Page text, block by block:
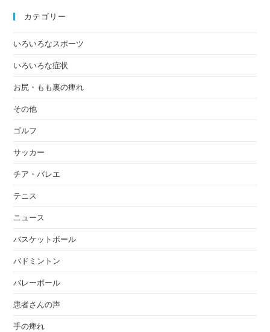
カテゴリー
いろいろなスポーツ
いろいろな症状
お尻・もも裏の痺れ
その他
ゴルフ
サッカー
チア・バレエ
テニス
ニュース
バスケットボール
バドミントン
バレーボール
患者さんの声
手の痺れ